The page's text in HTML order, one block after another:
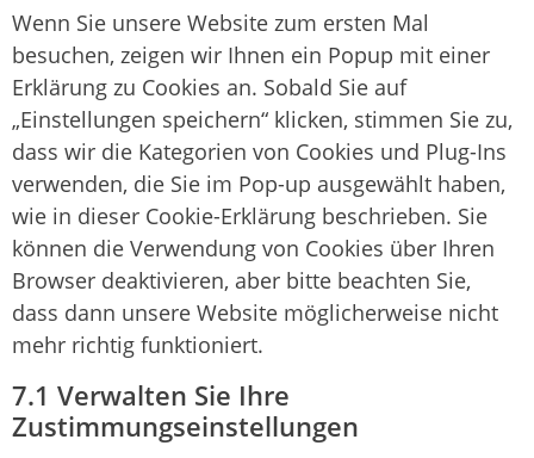
Wenn Sie unsere Website zum ersten Mal
besuchen, zeigen wir Ihnen ein Popup mit einer
Erklärung zu Cookies an. Sobald Sie auf
„Einstellungen speichern“ klicken, stimmen Sie zu,
dass wir die Kategorien von Cookies und Plug-Ins
verwenden, die Sie im Pop-up ausgewählt haben,
wie in dieser Cookie-Erklärung beschrieben. Sie
können die Verwendung von Cookies über Ihren
Browser deaktivieren, aber bitte beachten Sie,
dass dann unsere Website möglicherweise nicht
mehr richtig funktioniert.
7.1 Verwalten Sie Ihre
Zustimmungseinstellungen